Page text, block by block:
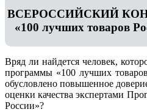
ВСЕРОССИЙСКИЙ
«100 лучших товаров
Вряд ли найдется человек,
программы «100 лучших
обусловлено повышенное
оценки качества экспертами
России»?